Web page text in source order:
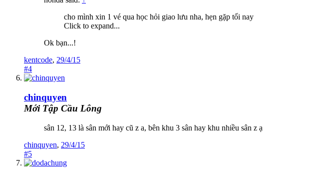
cho mình xin 1 vé qua học hỏi giao lưu nha, hẹn gặp tối nay
Click to expand...
Ok bạn...!
kentcode, 29/4/15
#4
chinquyen
Mới Tập Cầu Lông
sân 12, 13 là sân mới hay cũ z a, bên khu 3 sân hay khu nhiều sân z ạ
chinquyen, 29/4/15
#5